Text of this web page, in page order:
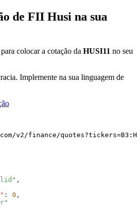
de FII Husi na sua
colocar a cotação da HUSI11 no seu
Implemente na sua linguagem de
/v2/finance/quotes?tickers=
: 0